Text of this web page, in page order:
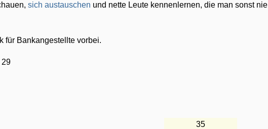
sich austauschen und nette Leute kennenlernen, die man sonst nie
für Bankangestellte vorbei.
29
35